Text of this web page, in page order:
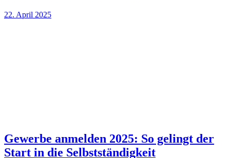
22. April 2025
Gewerbe anmelden 2025: So gelingt der
Start in die Selbstständigkeit